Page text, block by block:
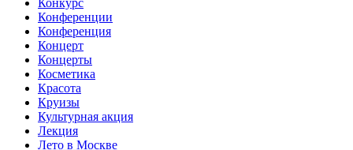
Конференции
Конференция
Концерт
Концерты
Косметика
Красота
Круизы
Культурная акция
Лекция
Лето в Москве